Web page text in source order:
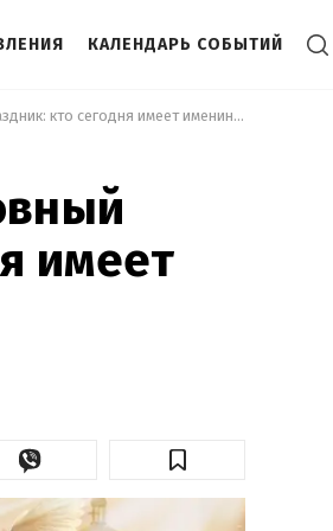
КАЛЕНДАРЬ СОБЫТИЙ
9 июня – какой церковный праздник: кто сегодня имеет именины
имеет